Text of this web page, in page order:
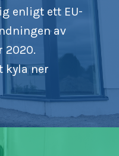
enligt ett EU-
av
2020.
kyla ner